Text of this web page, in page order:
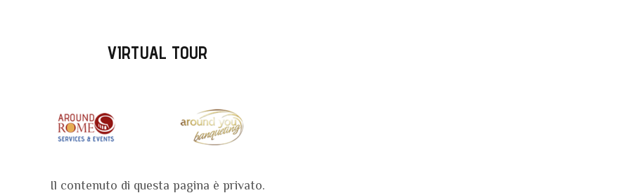
VIRTUAL TOUR
Il contenuto di questa pagina è privato.